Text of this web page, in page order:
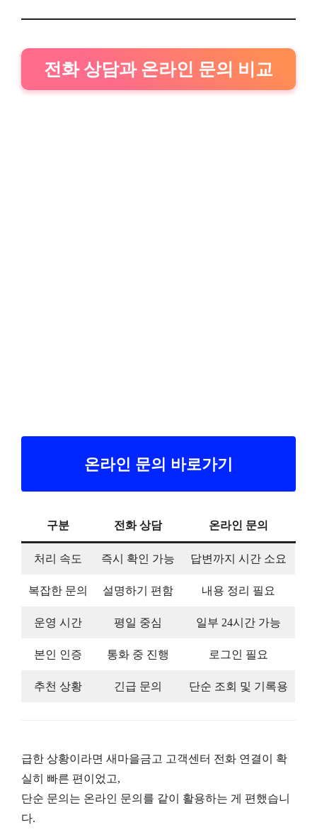
전화 상담과 온라인 문의 비교
온라인 문의 바로가기
구분 전화 상담 온라인 문의
처리 속도 즉시 확인 가능 답변까지 시간 소요
복잡한 문의 설명하기 편함 내용 정리 필요
운영 시간 평일 중심 일부 24시간 가능
본인 인증 통화 중 진행 로그인 필요
추천 상황 긴급 문의 단순 조회 및 기록용
급한 상황이라면 새마을금고 고객센터 전화 연결이 확
실히 빠른 편이었고,
단순 문의는 온라인 문의를 같이 활용하는 게 편했습니
다.